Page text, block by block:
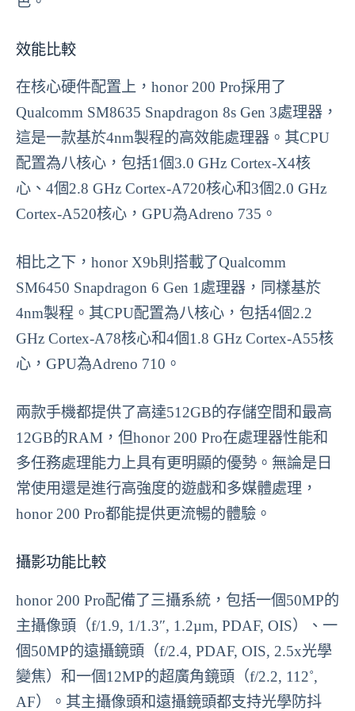
效能比較
在核心硬件配置上，honor 200 Pro採用了
Qualcomm SM8635 Snapdragon 8s Gen 3處理器，
這是一款基於4nm製程的高效能處理器。其CPU
配置為八核心，包括1個3.0 GHz Cortex-X4核
心、4個2.8 GHz Cortex-A720核心和3個2.0 GHz
Cortex-A520核心，GPU為Adreno 735。
相比之下，honor X9b則搭載了Qualcomm
SM6450 Snapdragon 6 Gen 1處理器，同樣基於
4nm製程。其CPU配置為八核心，包括4個2.2
GHz Cortex-A78核心和4個1.8 GHz Cortex-A55核
心，GPU為Adreno 710。
兩款手機都提供了高達512GB的存儲空間和最高
12GB的RAM，但honor 200 Pro在處理器性能和
多任務處理能力上具有更明顯的優勢。無論是日
常使用還是進行高強度的遊戲和多媒體處理，
honor 200 Pro都能提供更流暢的體驗。
攝影功能比較
honor 200 Pro配備了三攝系統，包括一個50MP的
主攝像頭（f/1.9, 1/1.3″, 1.2µm, PDAF, OIS）、一
個50MP的遠攝鏡頭（f/2.4, PDAF, OIS, 2.5x光學
變焦）和一個12MP的超廣角鏡頭（f/2.2, 112˚,
AF）。其主攝像頭和遠攝鏡頭都支持光學防抖